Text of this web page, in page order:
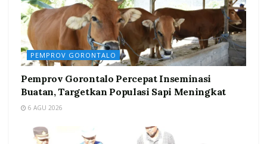
PEMPROV GORONTALO
Pemprov Gorontalo Percepat Inseminasi
Buatan, Targetkan Populasi Sapi Meningkat
6 AGU 2026